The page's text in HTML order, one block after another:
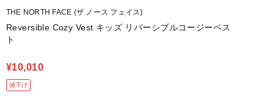
THE NORTH FACE (ザ ノース フェイス)
Reversible Cozy Vest キッズ リバーシブルコージーベス
ト
¥10,010
値下げ